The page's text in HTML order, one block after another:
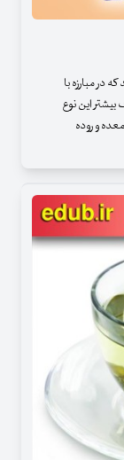
در مبارزه با
این نوع
و روده